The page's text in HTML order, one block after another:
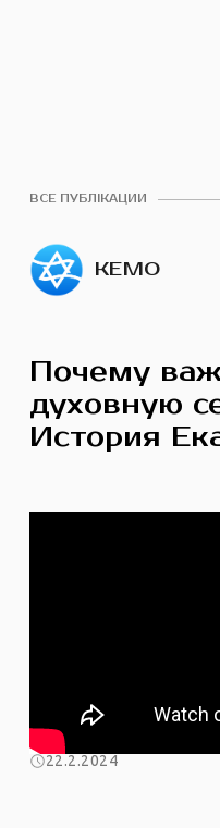
ВСЕ ПУБЛІКАЦИИ
Почему
духовную
История
КЕМО
22.2.2024